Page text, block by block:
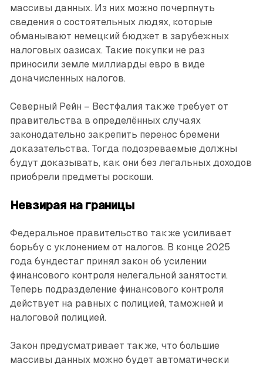
массивы данных. Из них можно почерпнуть
сведения о состоятельных людях, которые
обманывают немецкий бюджет в зарубежных
налоговых оазисах. Такие покупки не раз
приносили земле миллиарды евро в виде
доначисленных налогов.
Северный Рейн – Вестфалия также требует от
правительства в определённых случаях
законодательно закрепить перенос бремени
доказательства. Тогда подозреваемые должны
будут доказывать, как они без легальных доходов
приобрели ­предметы роскоши.
Невзирая на границы
Федеральное правительство также усиливает
борьбу с уклонением от налогов. В конце 2025
года бундестаг принял закон об усилении
финансового контроля нелегальной занятости.
Теперь подразделение финансового контроля
действует на равных с полицией, таможней и
налоговой полицией.
Закон предусматривает также, что большие
массивы данных можно будет автоматически